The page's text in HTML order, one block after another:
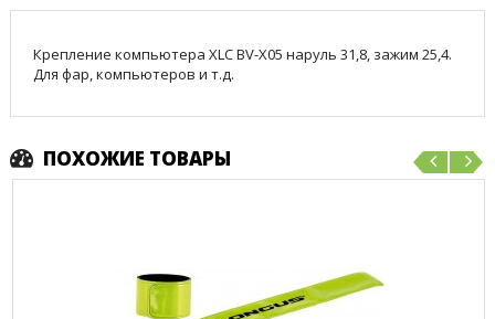
Крепление компьютера XLC BV-X05 наруль 31,8, зажим 25,4.
Для фар, компьютеров и т.д.
ПОХОЖИЕ ТОВАРЫ